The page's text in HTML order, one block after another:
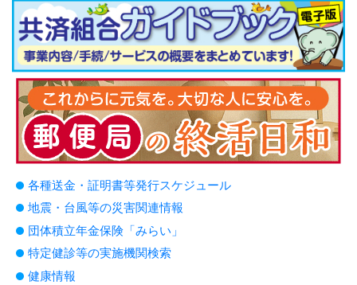
各種送金・証明書等発行スケジュール
地震・台風等の災害関連情報
団体積立年金保険「みらい」
特定健診等の実施機関検索
健康情報